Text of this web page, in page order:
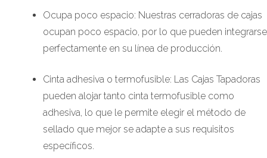
Ocupa poco espacio: Nuestras cerradoras de cajas
ocupan poco espacio, por lo que pueden integrarse
perfectamente en su línea de producción.
Cinta adhesiva o termofusible: Las Cajas Tapadoras
pueden alojar tanto cinta termofusible como
adhesiva, lo que le permite elegir el método de
sellado que mejor se adapte a sus requisitos
específicos.